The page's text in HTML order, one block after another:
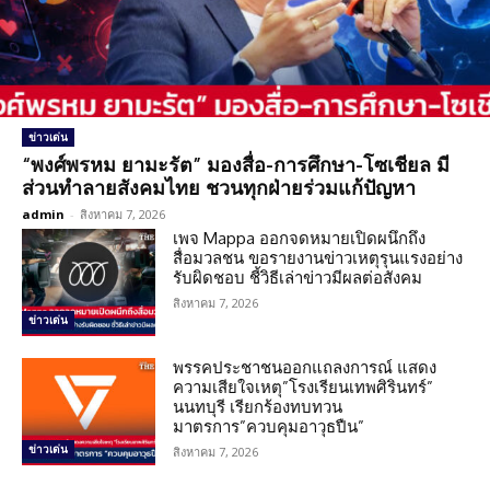
ข่าวเด่น
“พงศ์พรหม ยามะรัต” มองสื่อ-การศึกษา-โซเชียล มี
ส่วนทำลายสังคมไทย ชวนทุกฝ่ายร่วมแก้ปัญหา
admin - สิงหาคม 7, 2026
ข่าวเด่น
เพจ Mappa ออกจดหมายเปิดผนึกถึง
สื่อมวลชน ขอรายงานข่าวเหตุรุนแรงอย่าง
รับผิดชอบ ชี้วิธีเล่าข่าวมีผลต่อสังคม
สิงหาคม 7, 2026
ข่าวเด่น
พรรคประชาชนออกแถลงการณ์ แสดง
ความเสียใจเหตุ”โรงเรียนเทพศิรินทร์”
นนทบุรี เรียกร้องทบทวน
มาตรการ”ควบคุมอาวุธปืน”
สิงหาคม 7, 2026